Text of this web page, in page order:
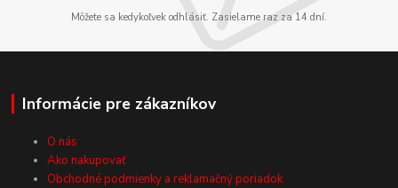
Môžete sa kedykoľvek odhlásiť. Zasielame raz za 14 dní.
Informácie pre zákazníkov
O nás
Ako nakupovať
Obchodné podmienky a reklamačný poriadok